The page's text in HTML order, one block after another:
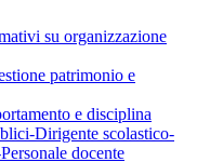
su organizzazione
patrimonio e
e disciplina
Dirigente scolastico-
docente